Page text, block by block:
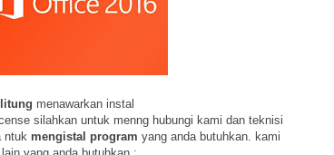
menawarkan instal
silahkan untuk menng hubungi kami dan teknisi
ntuk mengistal program yang anda butuhkan. kami